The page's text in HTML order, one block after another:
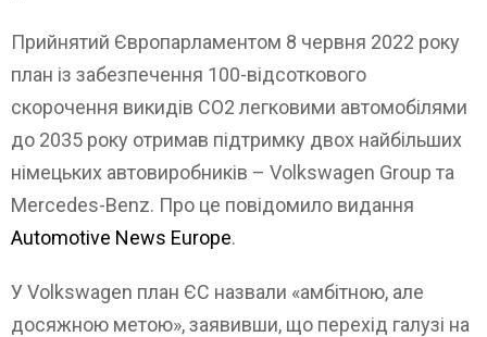
Прийнятий Європарламентом 8 червня 2022 року
план із забезпечення 100-відсоткового
скорочення викидів СО2 легковими автомобілями
до 2035 року отримав підтримку двох найбільших
німецьких автовиробників – Volkswagen Group та
Mercedes-Benz. Про це повідомило видання
Automotive News Europe.
У Volkswagen план ЄС назвали «амбітною, але
досяжною метою», заявивши, що перехід галузі на